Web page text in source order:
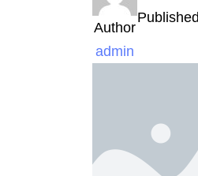
Author
admin